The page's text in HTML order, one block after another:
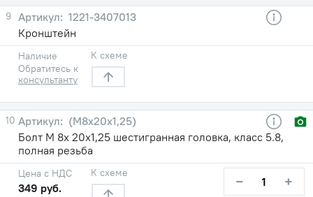
9
1221-3407013
Кронштейн
Наличие
Обратитесь к
консультанту
К схеме
10
(М8х20х1,25)
Болт М 8х 20х1,25 шестигранная головка, класс 5.8,
полная резьба
Цена с НДС
349 руб.
К схеме − +